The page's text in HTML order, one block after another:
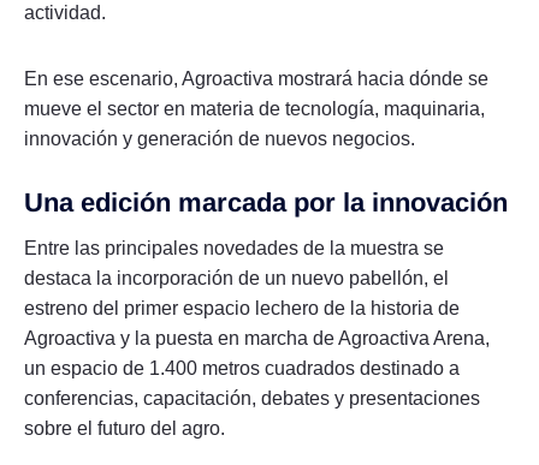
actividad.
En ese escenario, Agroactiva mostrará hacia dónde se
mueve el sector en materia de tecnología, maquinaria,
innovación y generación de nuevos negocios.
Una edición marcada por la innovación
Entre las principales novedades de la muestra se
destaca la incorporación de un nuevo pabellón, el
estreno del primer espacio lechero de la historia de
Agroactiva y la puesta en marcha de Agroactiva Arena,
un espacio de 1.400 metros cuadrados destinado a
conferencias, capacitación, debates y presentaciones
sobre el futuro del agro.